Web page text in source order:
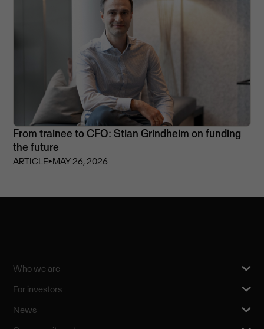
From trainee to CFO: Stian Grindheim on funding
the future
ARTICLE⏵MAY 26, 2026
Who we are
For investors
News